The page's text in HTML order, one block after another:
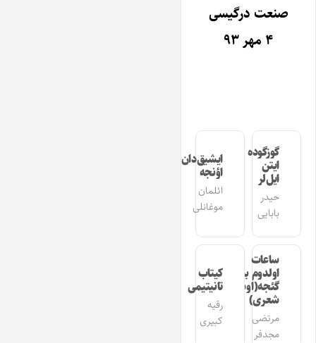
صنعت درگیسی
۴ مهر ۹۳
گوزگوده
ایتن
ایل‌لر
حیدر
بابایی
ایشیق‌دان
اؤنجه
ائلمان
موغانلی
ساعات
اولدوم بیر
گئجه(اوشاق
شعری)
مرتضی
مجدفر
کیتاب
تانیتیمی
رقیه
کبیری